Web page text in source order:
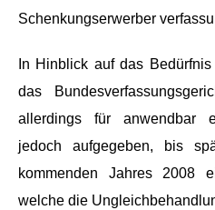
Schenkungserwerber
In Hinblick auf das
das
allerdings für anwendbar
jedoch aufgegeben, bis
kommenden Jahres 2008
welche die